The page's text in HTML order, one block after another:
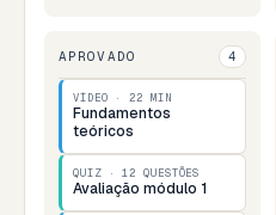
APROVADO 4
VÍDEO · 22 MIN
Fundamentos
teóricos
QUIZ · 12 QUESTÕES
Avaliação módulo 1